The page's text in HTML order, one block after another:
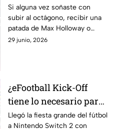
LA HISTORIA? EA
Sports UFC 6 | AZE
Review
Si alguna vez soñaste con
subir al octágono, recibir una
patada de Max Holloway o
Islam Makhachev y sobrevivir
29 junio, 2026
¿eFootball Kick-Off
tiene lo necesario para
marcar el gol de la
Llegó la fiesta grande del fútbol
a Nintendo Switch 2 con